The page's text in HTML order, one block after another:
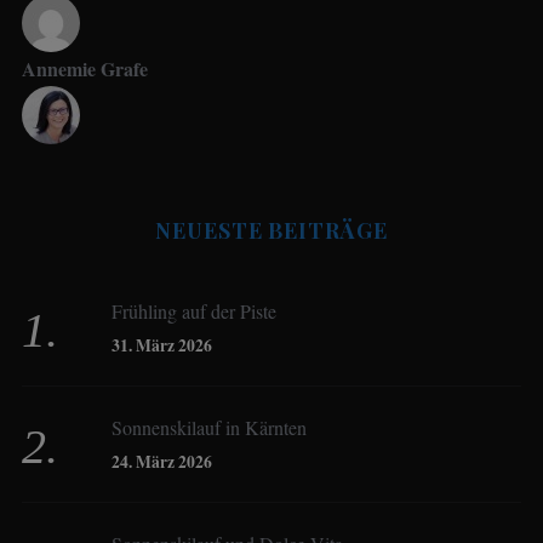
Annemie Grafe
Birgit Werner
Christoph Schrahe
NEUESTE BEITRÄGE
Frühling auf der Piste
31. März 2026
Sonnenskilauf in Kärnten
24. März 2026